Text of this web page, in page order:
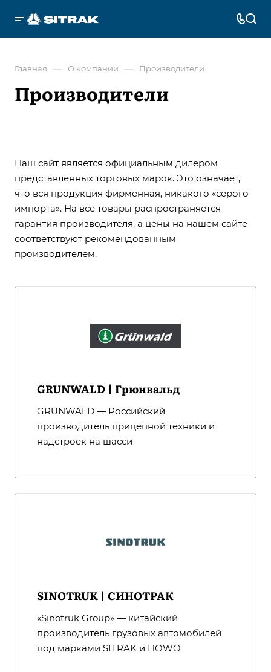
Главная — О компании — Производители
Производители
Наш сайт является официальным дилером
представленных торговых марок. Это означает,
что вся продукция фирменная, никакого «серого
импорта». На все товары распространяется
гарантия производителя, а цены на нашем сайте
соответствуют рекомендованным
производителем.
GRUNWALD | Грюнвальд
GRUNWALD — Российский
производитель прицепной техники и
надстроек на шасси
SINOTRUK | СИНОТРАК
«Sinotruk Group» — китайский
производитель грузовых автомобилей
под марками SITRAK и HOWO